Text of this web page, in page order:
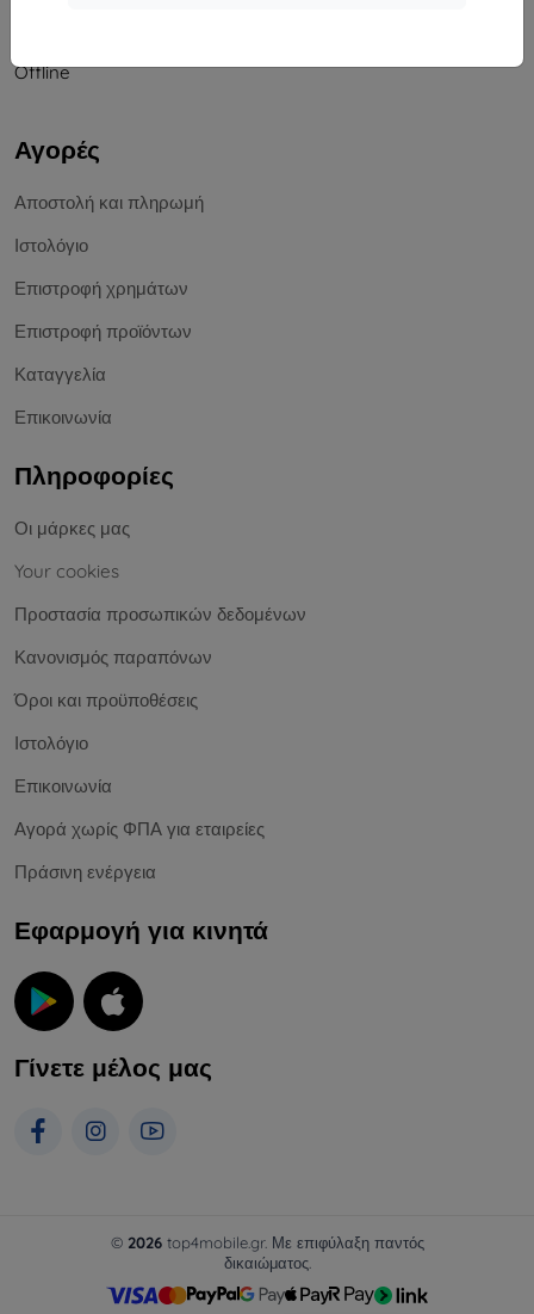
Offline
Αγορές
Αποστολή και πληρωμή
Ιστολόγιο
Επιστροφή χρημάτων
Επιστροφή προϊόντων
Καταγγελία
Επικοινωνία
Πληροφορίες
Οι μάρκες μας
Your cookies
Προστασία προσωπικών δεδομένων
Κανονισμός παραπόνων
Όροι και προϋποθέσεις
Ιστολόγιο
Επικοινωνία
Αγορά χωρίς ΦΠΑ για εταιρείες
Πράσινη ενέργεια
Εφαρμογή για κινητά
Γίνετε μέλος μας
© 2026top4mobile.gr. Με επιφύλαξη παντός
δικαιώματος.